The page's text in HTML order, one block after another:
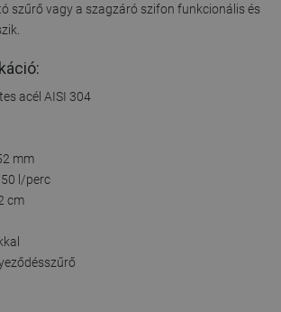
szűrő vagy a szagzáró szifon funkcionális és
acél AISI 304
mm
l/perc
cm